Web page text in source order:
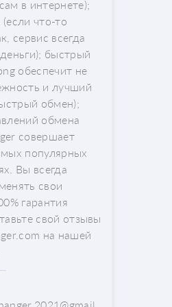
в интернете);
что-то
сервис всегда
быстрый
обеспечит не
и лучший
обмен);
обмена
совершает
популярных
Вы всегда
свои
гарантия
свой отзывы
на нашей